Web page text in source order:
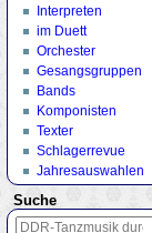
Interpreten
im Duett
Orchester
Gesangsgruppen
Bands
Komponisten
Texter
Schlagerrevue
Jahresauswahlen
Suche